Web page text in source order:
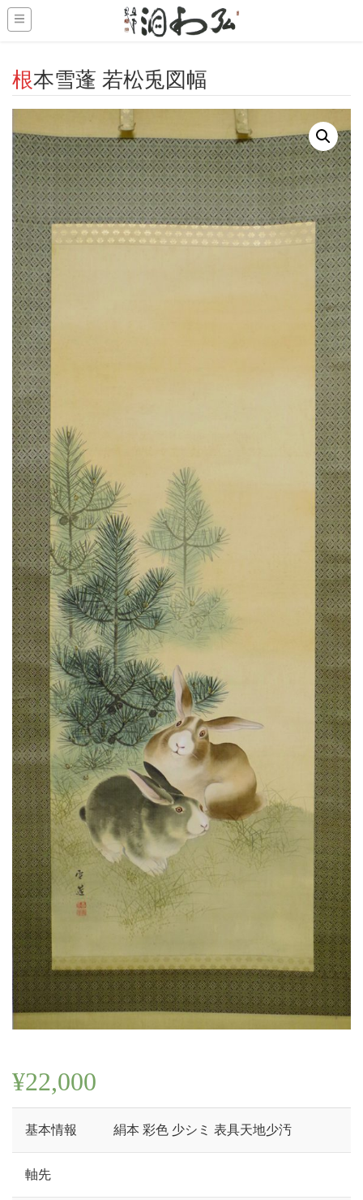
-->
根本雪蓬 若松兎図幅
¥22,000
基本情報 絹本 彩色 少シミ 表具天地少汚
軸先